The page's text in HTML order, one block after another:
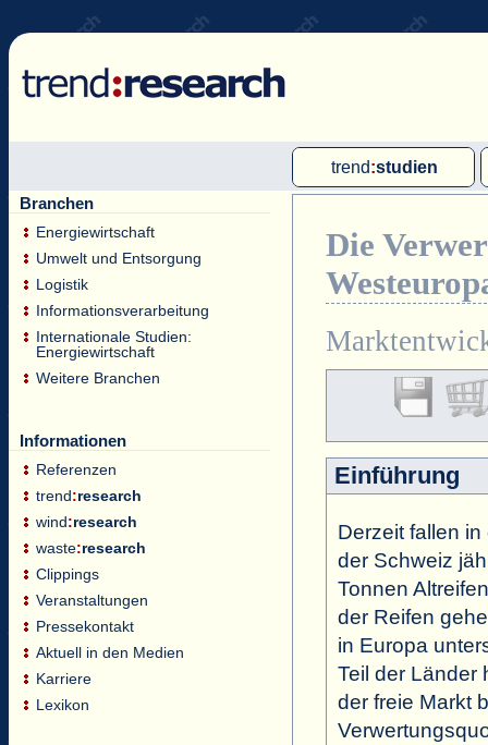
trend:studien
Single-Client-Studien
Internationale Markt Reports
Branchen
Energiewirtschaft
Umwelt und Entsorgung
Logistik
Informationsverarbeitung
Internationale Studien:
Energiewirtschaft
Weitere Branchen
Informationen
Referenzen
trend:research
wind:research
waste:research
Clippings
Veranstaltungen
Pressekontakt
Aktuell in den Medien
Karriere
Lexikon
Die
Einführung
Derzeit fallen
der Schweiz
Tonnen
der Reifen
in Europa
Teil der Länder
der freie Markt